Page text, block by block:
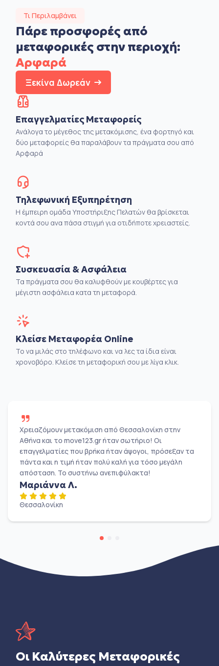
Τι Περιλαμβάνει
Πάρε προσφορές από
μεταφορικές στην περιοχή:
Αρφαρά
Ξεκίνα Δωρεάν
Επαγγελματίες Μεταφορείς
Ανάλογα το μέγεθος της μετακόμισης, ένα φορτηγό και
δύο μεταφορείς θα παραλάβουν τα πράγματα σου από
Αρφαρά
Τηλεφωνική Εξυπηρέτηση
Η έμπειρη ομάδα Υποστήριξης Πελατών θα βρίσκεται
κοντά σου ανα πάσα στιγμή για οτιδήποτε χρειαστείς.
Συσκευασία & Ασφάλεια
Τα πράγματα σου θα καλυφθούν με κουβέρτες για
μέγιστη ασφάλεια κατα τη μεταφορά.
Κλείσε Μεταφορέα Online
Το να μιλάς στο τηλέφωνο και να λες τα ίδια είναι
χρονοβόρο. Κλείσε τη μεταφορική σου με λίγα κλικ.
Χρειαζόμουν μετακόμιση από Θεσσαλονίκη στην
Αθήνα και το move123.gr ήταν σωτήριο! Οι
επαγγελματίες που βρήκα ήταν άψογοι, πρόσεξαν τα
πάντα και η τιμή ήταν πολύ καλή για τόσο μεγάλη
απόσταση. Το συστήνω ανεπιφύλακτα!
Μαριάννα Λ.
Θεσσαλονίκη
Οι Καλύτερες Μεταφορικές